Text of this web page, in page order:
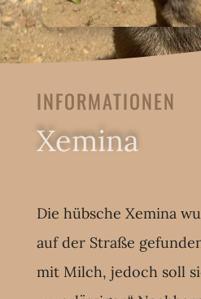
INFORMATIONEN
Xemina
Die hübsche Xemina
auf der Straße
mit Milch, jedoch soll